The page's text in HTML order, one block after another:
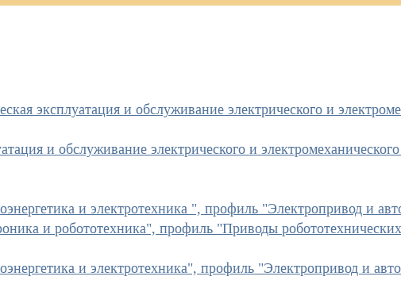
эксплуатация и обслуживание электрического и
и обслуживание электрического и
и электротехника ", профиль "Электропривод и
и робототехника", профиль "Приводы
и электротехника", профиль "Электропривод и